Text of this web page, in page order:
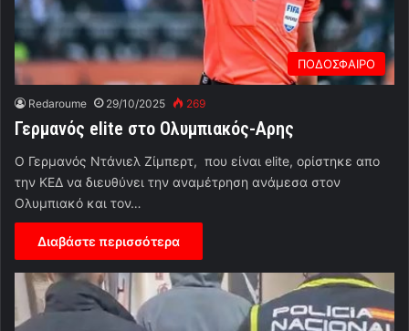
ΠΟΔΟΣΦΑΙΡΟ
Redaroume 29/10/2025 269
Γερμανός elite στο Ολυμπιακός-Αρης
O Γερμανός Ντάνιελ Ζίμπερτ, που είναι elite, ορίστηκε απο
την ΚΕΔ να διευθύνει την αναμέτρηση ανάμεσα στον
Ολυμπιακό και τον…
Διαβάστε περισσότερα